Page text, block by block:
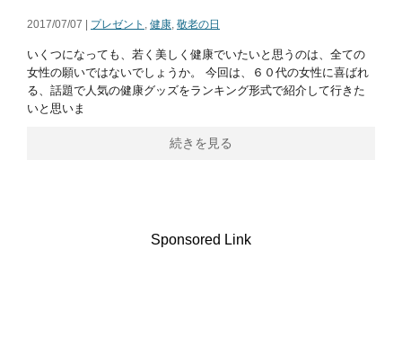
2017/07/07 | プレゼント , 健康, 敬老の日
いくつになっても、若く美しく健康でいたいと思うのは、全ての
女性の願いではないでしょうか。 今回は、６０代の女性に喜ばれ
る、話題で人気の健康グッズをランキング形式で紹介して行きた
いと思いま
続きを見る
Sponsored Link